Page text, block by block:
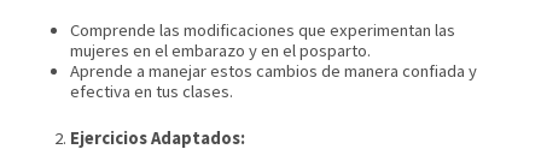
Comprende las modificaciones que experimentan las
mujeres en el embarazo y en el posparto.
Aprende a manejar estos cambios de manera confiada y
efectiva en tus clases.
Ejercicios Adaptados: